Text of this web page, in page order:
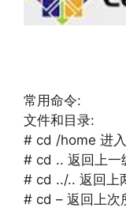
常用命令:
文件和目录:
# cd /home 进入
# cd .. 返回上一
# cd ../.. 返回上
# cd – 返回上次